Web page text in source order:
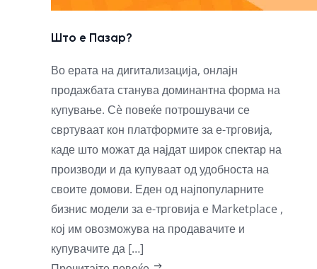
Што е Пазар?
Во ерата на дигитализација, онлајн
продажбата станува доминантна форма на
купување. Сè повеќе потрошувачи се
свртуваат кон платформите за е-трговија,
каде што можат да најдат широк спектар на
производи и да купуваат од удобноста на
своите домови. Еден од најпопуларните
бизнис модели за е-трговија е Marketplace ,
кој им овозможува на продавачите и
купувачите да […]